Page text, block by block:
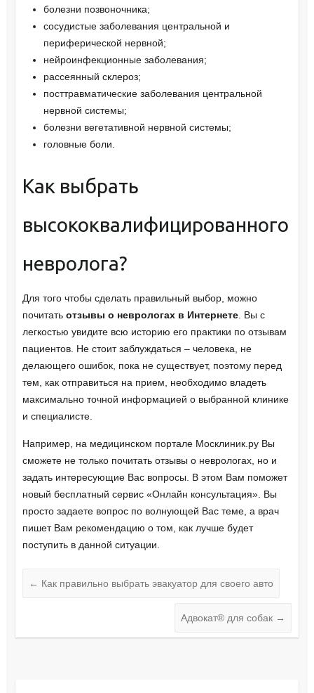
болезни позвоночника;
сосудистые заболевания центральной и
периферической нервной;
нейроинфекционные заболевания;
рассеянный склероз;
посттравматические заболевания центральной
нервной системы;
болезни вегетативной нервной системы;
головные боли.
Как выбрать
высококвалифицированного
невролога?
Для того чтобы сделать правильный выбор, можно
почитать отзывы о неврологах в Интернете. Вы с
легкостью увидите всю историю его практики по отзывам
пациентов. Не стоит заблуждаться – человека, не
делающего ошибок, пока не существует, поэтому перед
тем, как отправиться на прием, необходимо владеть
максимально точной информацией о выбранной клинике
и специалисте.
Например, на медицинском портале Москлиник.ру Вы
сможете не только почитать отзывы о неврологах, но и
задать интересующие Вас вопросы. В этом Вам поможет
новый бесплатный сервис «Онлайн консультация». Вы
просто задаете вопрос по волнующей Вас теме, а врач
пишет Вам рекомендацию о том, как лучше будет
поступить в данной ситуации.
← Как правильно выбрать эвакуатор для своего авто
Адвокат® для собак →